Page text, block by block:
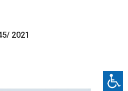
2021